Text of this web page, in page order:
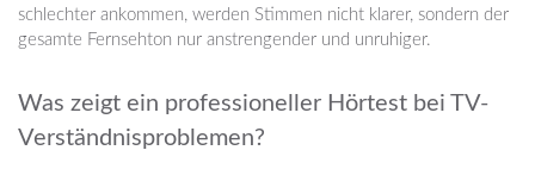
schlechter ankommen, werden Stimmen nicht klarer, sondern der
gesamte Fernsehton nur anstrengender und unruhiger.
Was zeigt ein professioneller Hörtest bei TV-
Verständnisproblemen?